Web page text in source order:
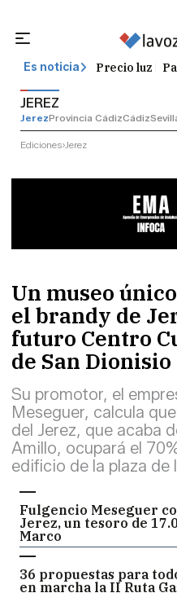
Es noticia Precio luz
JEREZ
JerezProvincia CádizCádiz
Ediciones Jerez
Un museo
el brandy de
futuro Centro
de San Dionisio
Su promotor, el
Meseguer, calcula
del Jerez, que acaba
Amillo, ocupará el
edificio de la plaza de
Fulgencio Meseguer
Jerez, un tesoro de
Marco
36 propuestas para
en marcha la II Ruta